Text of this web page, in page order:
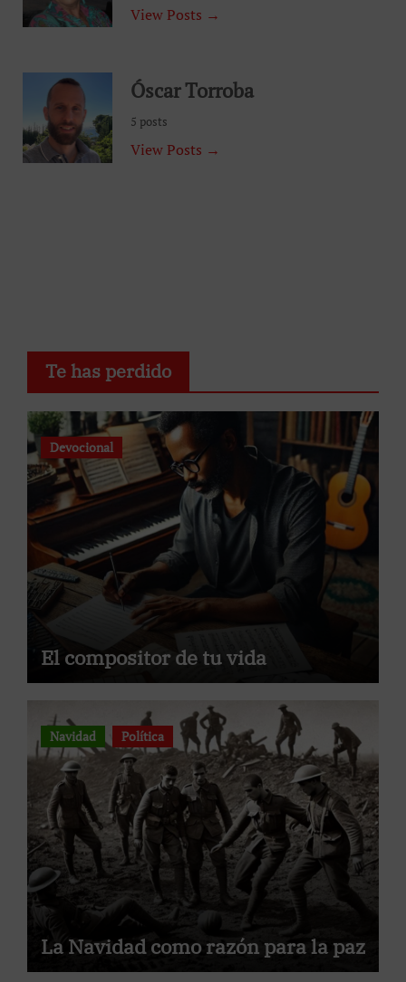
View Posts →
Óscar Torroba
5 posts
View Posts →
Te has perdido
Devocional
El compositor de tu vida
Navidad Política
La Navidad como razón para la paz